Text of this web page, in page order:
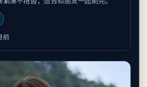
前